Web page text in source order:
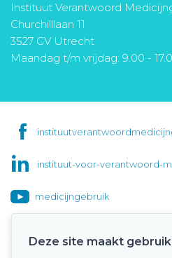
Instituut Verantwoord
Churchilllaan 11
3527 GV Utrecht
Maandag t/m vrijdag: 9.00 -
instituut-voor-verantwoord-
medicijngebruik
Deze site maakt